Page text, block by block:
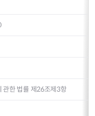
관한 법률 제26조제3항